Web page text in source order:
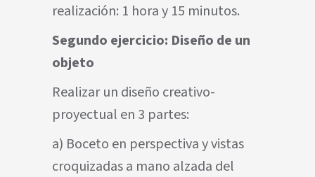
realización: 1 hora y 15 minutos.
Segundo ejercicio: Diseño de un
objeto
Realizar un diseño creativo-
proyectual en 3 partes:
a) Boceto en perspectiva y vistas
croquizadas a mano alzada del